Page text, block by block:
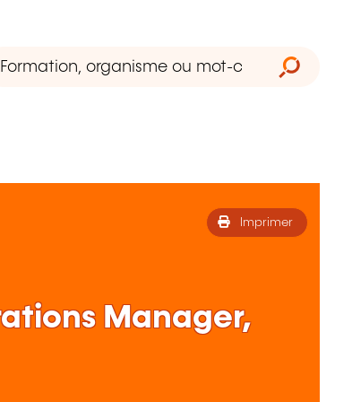
Imprimer
Manager,